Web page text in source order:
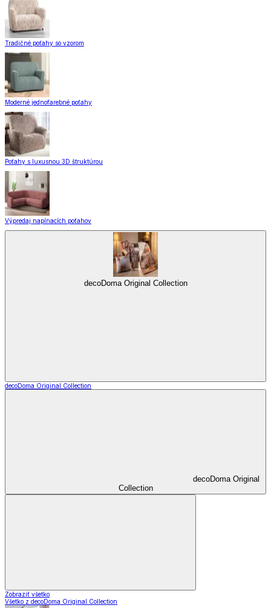
Tradičné poťahy so vzorom
Moderné jednofarebné poťahy
Poťahy s luxusnou 3D štruktúrou
Výpredaj napínacích poťahov
decoDoma Original Collection
decoDoma Original Collection
decoDoma Original
Collection
Zobraziť všetko
Všetko z decoDoma Original Collection